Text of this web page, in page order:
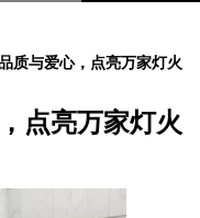
质与爱心，点亮万家灯火
点亮万家灯火